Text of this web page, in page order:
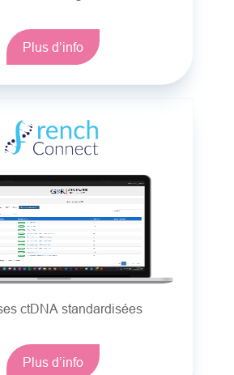
Plus d’info
ctDNA standardisées
Plus d’info